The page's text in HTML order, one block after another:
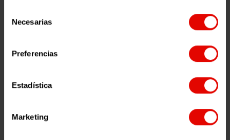
Necesarias
Preferencias
Estadística
Marketing